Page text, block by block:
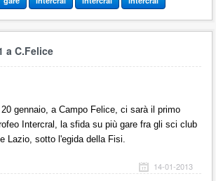
a C.Felice
gennaio, a Campo Felice, ci sarà il primo
Intercral, la sfida su più gare fra gli sci club
Lazio, sotto l'egida della Fisi.
14-01-2013